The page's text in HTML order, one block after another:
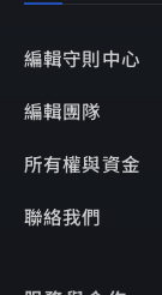
編輯守則中心
編輯團隊
所有權與資金
聯絡我們